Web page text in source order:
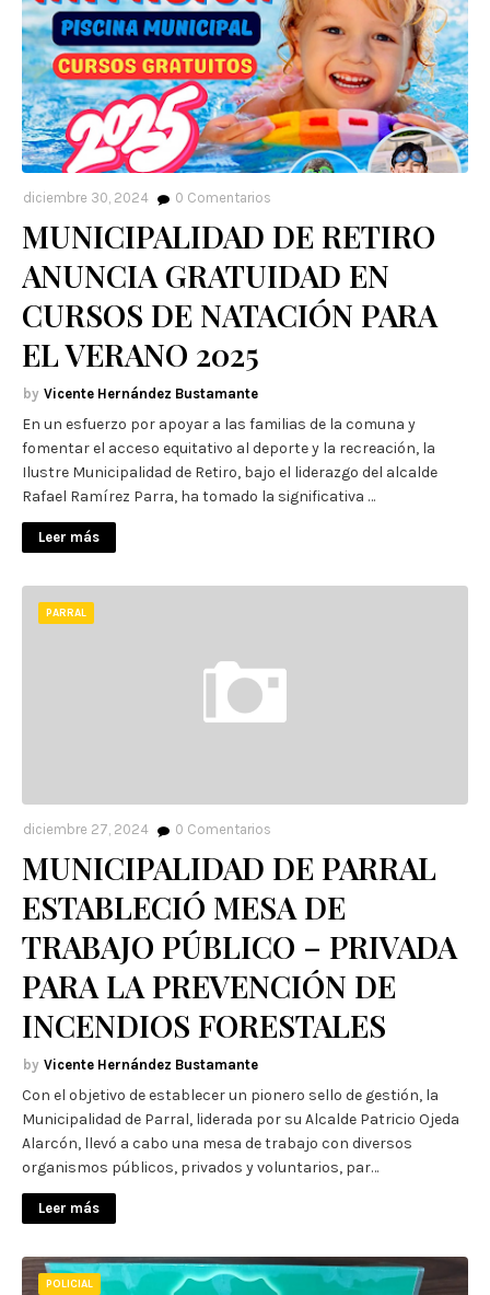
diciembre 30, 2024 0 Comentarios
MUNICIPALIDAD DE RETIRO
ANUNCIA GRATUIDAD EN
CURSOS DE NATACIÓN PARA
EL VERANO 2025
Vicente Hernández Bustamante
En un esfuerzo por apoyar a las familias de la comuna y
fomentar el acceso equitativo al deporte y la recreación, la
Ilustre Municipalidad de Retiro, bajo el liderazgo del alcalde
Rafael Ramírez Parra, ha tomado la significativa …
Leer más
PARRAL
diciembre 27, 2024 0 Comentarios
MUNICIPALIDAD DE PARRAL
ESTABLECIÓ MESA DE
TRABAJO PÚBLICO – PRIVADA
PARA LA PREVENCIÓN DE
INCENDIOS FORESTALES
Vicente Hernández Bustamante
Con el objetivo de establecer un pionero sello de gestión, la
Municipalidad de Parral, liderada por su Alcalde Patricio Ojeda
Alarcón, llevó a cabo una mesa de trabajo con diversos
organismos públicos, privados y voluntarios, par…
Leer más
POLICIAL